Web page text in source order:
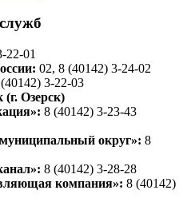
22-01
02, 8 (40142) 3-24-02
3-22-03
(г. Озерск)
8 (40142) 3-23-43
округ»: 8
8 (40142) 3-28-28
компания»: 8 (40142)